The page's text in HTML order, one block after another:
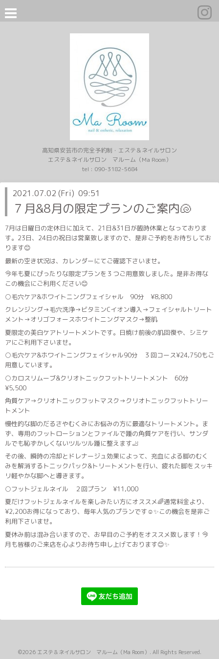
高知県安芸市の完全予約制・エステ＆ネイルサロン
エステ＆ネイルサロン マルーム（Ma Room）
tel : 090-3182-5684
2021.07.02 (Fri) 09:51
７月&8月の限定プランのご案内🐚
7月は日曜日の定休日に加えて、21日&31日が臨時休業となっておりま
す。23日、24日の祝日は営業致しますので、是非ご予約をお待ちしてお
ります😊
最新の空き状況は、カレンダーにてご確認下さいませ。
今年も夏にぴったりな限定プランを３つご用意致しました。是非お得な
この機会にご利用ください😊
○毛穴ケア&ホワイトニングフェイシャル 90分 ¥8,800
クレンジング→毛穴洗浄→ビタミンCイオン導入→フェイシャルトリート
メント→オリゴフォースホワイトニングマスク→整肌
夏限定の美白ケアトリートメントです。日焼け前後の肌回復や、シミケ
アにご利用下さいませ。
○毛穴ケア&ホワイトニングフェイシャル90分 ３回コース¥24,750もご
用意しています。
○カロスリムーブ&クリオトニックフットトリートメント 60分
¥5,500
角質ケア→クリオトニックフットマスク→クリオトニックフットトリー
トメント
慢性的な脚のだるさやむくみにお悩みの方に最適なトリートメント。ま
ず、専用のフットローションとファイルで踵の角質ケアを行い、サンダ
ルでも恥ずかしくないツルツル踵に整えます🦶
その後、瞬時の冷却とドレナージュ効果によって、充血による脚のむく
みを解消するトニックパック&トリートメントを行い、疲れた脚をスッキ
リ軽やかな脚へと導きます。
○フットジェルネイル ２回プラン ¥11,000
夏だけフットジェルネイルを楽しみたい方にオススメ🌈通常料金より、
¥2,200お得になっており、毎年人気のプランです☺︎✨この機会を是非ご
利用下さいませ。
夏休み前は混み合いますので、お早目のご予約をオススメ致します！今
月も皆様のご来店を心よりお待ち申し上げております😊✨
©2026 エステ＆ネイルサロン マルーム（Ma Room） . All Rights Reserved.